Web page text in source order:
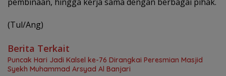
(Tul/Ang)
Berita Terkait
Puncak Hari Jadi Kalsel ke-76 Dirangkai Peresmian Masjid
Syekh Muhammad Arsyad Al Banjari